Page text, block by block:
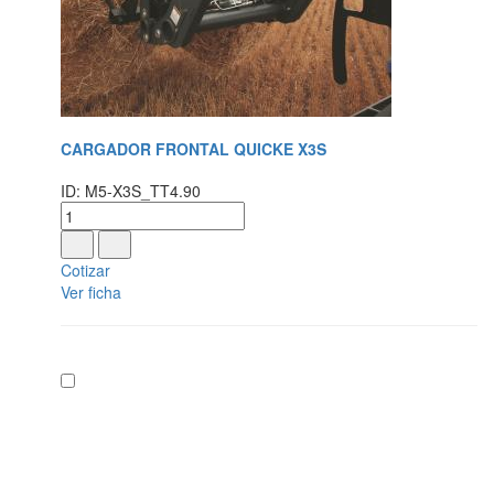
CARGADOR FRONTAL QUICKE X3S
ID: M5-X3S_TT4.90
Cotizar
Ver ficha